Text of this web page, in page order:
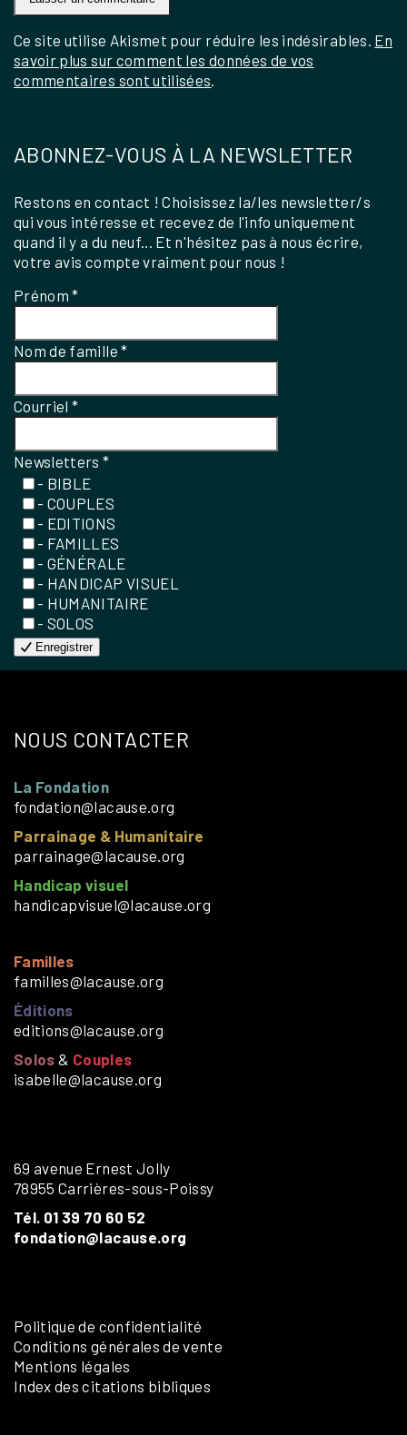
Ce site utilise Akismet pour réduire les indésirables. En
savoir plus sur comment les données de vos
commentaires sont utilisées.
ABONNEZ-VOUS À LA NEWSLETTER
Restons en contact ! Choisissez la/les newsletter/s
qui vous intéresse et recevez de l'info uniquement
quand il y a du neuf... Et n'hésitez pas à nous écrire,
votre avis compte vraiment pour nous !
Prénom*
Nom de famille*
Courriel*
Newsletters*
- BIBLE
- COUPLES
- EDITIONS
- FAMILLES
- GÉNÉRALE
- HANDICAP VISUEL
- HUMANITAIRE
- SOLOS
Enregistrer
NOUS CONTACTER
La Fondation
fondation@lacause.org
Parrainage & Humanitaire
parrainage@lacause.org
Handicap visuel
handicapvisuel@lacause.org
Familles
familles@lacause.org
Éditions
editions@lacause.org
Solos & Couples
isabelle@lacause.org
69 avenue Ernest Jolly
78955 Carrières-sous-Poissy
Tél. 01 39 70 60 52
fondation@lacause.org
Politique de confidentialité
Conditions générales de vente
Mentions légales
Index des citations bibliques